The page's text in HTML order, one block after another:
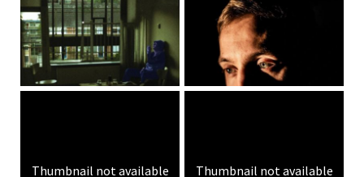
Thumbnail not available Thumbnail not available